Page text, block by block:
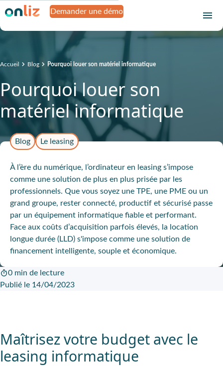
Demander une démo
Accueil Blog Pourquoi louer son matériel informatique
Pourquoi louer son
matériel informatique
Blog Le leasing
À l’ère du numérique, l’ordinateur en leasing s’impose
comme une solution de plus en plus prisée par les
professionnels. Que vous soyez une TPE, une PME ou un
grand groupe, rester connecté, productif et sécurisé passe
par un équipement informatique fiable et performant.
Face aux coûts d’acquisition parfois élevés, la location
longue durée (LLD) s'impose comme une solution de
financement intelligente, souple et économique.
0 min de lecture
Publié le 14/04/2023
Maîtrisez votre budget avec le
leasing informatique